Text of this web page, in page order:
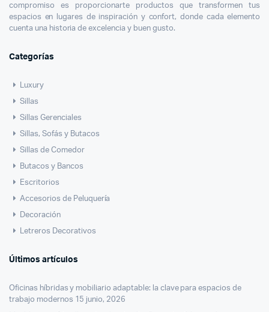
compromiso es proporcionarte productos que transformen tus
espacios en lugares de inspiración y confort, donde cada elemento
cuenta una historia de excelencia y buen gusto.
Categorías
Luxury
Sillas
Sillas Gerenciales
Sillas, Sofás y Butacos
Sillas de Comedor
Butacos y Bancos
Escritorios
Accesorios de Peluquería
Decoración
Letreros Decorativos
Últimos artículos
Oficinas híbridas y mobiliario adaptable: la clave para espacios de
trabajo modernos 15 junio, 2026